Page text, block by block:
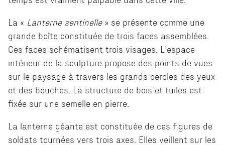
La « Lanterne sentinelle» se présente comme une
grande boîte constituée de trois faces assemblées.
Ces faces schématisent trois visages. L’espace
intérieur de la sculpture propose des points de vues
sur le paysage à travers les grands cercles des yeux
et des bouches. La structure de bois et tuiles est
fixée sur une semelle en pierre.
La lanterne géante est constituée de ces figures de
soldats tournées vers trois axes. Elles veillent sur les